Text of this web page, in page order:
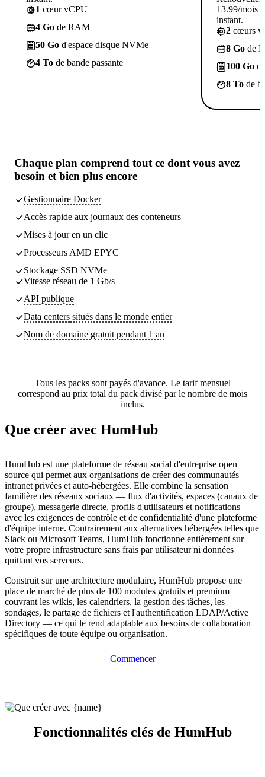
1 cœur vCPU
4 Go de RAM
50 Go d'espace disque NVMe
4 To de bande passante
13.99/mois
instant.
2 cœurs
8 Go de
100 Go
8 To de
Chaque plan comprend tout ce dont vous avez
besoin et bien plus encore
Gestionnaire Docker
Accès rapide aux journaux des conteneurs
Mises à jour en un clic
Processeurs AMD EPYC
Stockage SSD NVMe
Vitesse réseau de 1 Gb/s
API publique
Data centers situés dans le monde entier
Nom de domaine gratuit pendant 1 an
Tous les packs sont payés d'avance. Le tarif mensuel
correspond au prix total du pack divisé par le nombre de mois
inclus.
Que créer avec HumHub
HumHub est une plateforme de réseau social d'entreprise open
source qui permet aux organisations de créer des communautés
intranet privées et auto-hébergées. Elle combine la sensation
familière des réseaux sociaux — flux d'activités, espaces (canaux de
groupe), messagerie directe, profils d'utilisateurs et notifications —
avec les exigences de contrôle et de confidentialité d'une plateforme
d'équipe interne. Contrairement aux alternatives hébergées telles que
Slack ou Microsoft Teams, HumHub fonctionne entièrement sur
votre propre infrastructure sans frais par utilisateur ni données
quittant vos serveurs.
Construit sur une architecture modulaire, HumHub propose une
place de marché de plus de 100 modules gratuits et premium
couvrant les wikis, les calendriers, la gestion des tâches, les
sondages, le partage de fichiers et l'authentification LDAP/Active
Directory — ce qui le rend adaptable aux besoins de collaboration
spécifiques de toute équipe ou organisation.
Commencer
Fonctionnalités clés de HumHub